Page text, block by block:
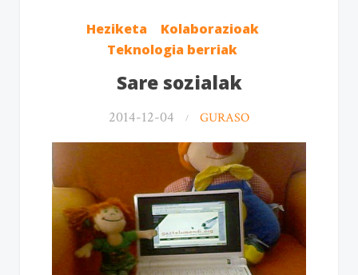
Heziketa
Kolaborazioak
Teknologia berriak
Sare sozialak
2014-12-04 GURASO